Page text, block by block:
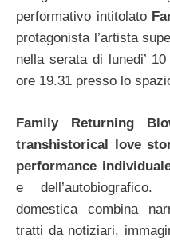
performativo intitolato
protagonista l’artista
nella serata di lunedi’
ore 19.31 presso lo
Family Returning
transhistorical love
performance
e
domestica combina
tratti da notiziari,